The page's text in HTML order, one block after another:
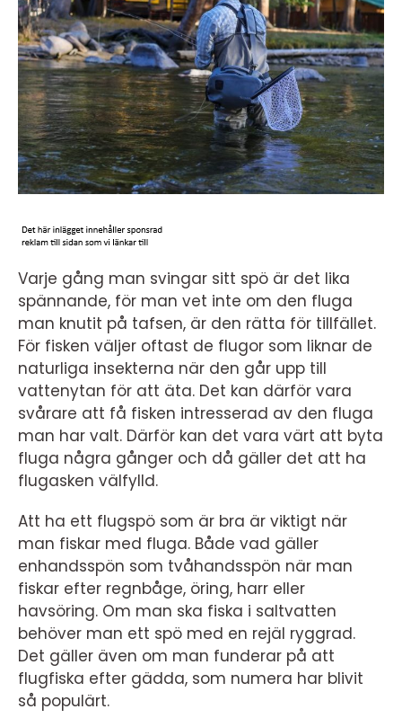
Varje gång man svingar sitt spö är det lika
spännande, för man vet inte om den fluga
man knutit på tafsen, är den rätta för tillfället.
För fisken väljer oftast de flugor som liknar de
naturliga insekterna när den går upp till
vattenytan för att äta. Det kan därför vara
svårare att få fisken intresserad av den fluga
man har valt. Därför kan det vara värt att byta
fluga några gånger och då gäller det att ha
flugasken välfylld.
Att ha ett flugspö som är bra är viktigt när
man fiskar med fluga. Både vad gäller
enhandsspön som tvåhandsspön när man
fiskar efter regnbåge, öring, harr eller
havsöring. Om man ska fiska i saltvatten
behöver man ett spö med en rejäl ryggrad.
Det gäller även om man funderar på att
flugfiska efter gädda, som numera har blivit
så populärt.